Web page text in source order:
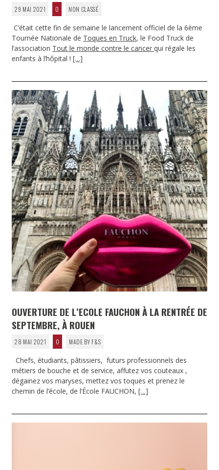
29 MAI 2021 0 NON CLASSÉ
C’était cette fin de semaine le lancement officiel de la 6ème
Tournée Nationale de Toques en Truck, le Food Truck de
l’association Tout le monde contre le cancer qui régale les
enfants à l’hôpital ! […]
OUVERTURE DE L’ECOLE FAUCHON À LA RENTRÉE DE
SEPTEMBRE, À ROUEN
28 MAI 2021 0 MADE BY F&S
Chefs, étudiants, pâtissiers, futurs professionnels des
métiers de bouche et de service, affutez vos couteaux ,
dégainez vos maryses, mettez vos toques et prenez le
chemin de l’école, de l’École FAUCHON, […]